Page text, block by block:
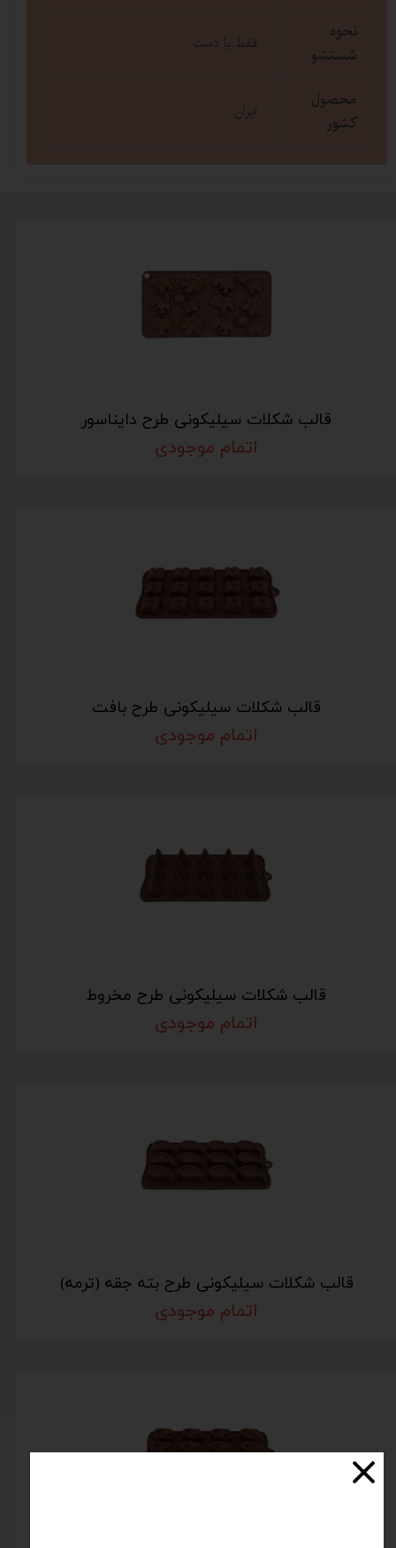
نحوه
شستشو
فقط با دست
محصول
کشور
ایران
قالب شکلات سیلیکونی طرح دایناسور
اتمام موجودی
قالب شکلات سیلیکونی طرح بافت
اتمام موجودی
قالب شکلات سیلیکونی طرح مخروط
اتمام موجودی
قالب شکلات سیلیکونی طرح بته جقه (ترمه)
اتمام موجودی